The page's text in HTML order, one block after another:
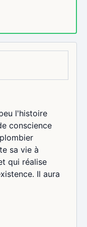
l'histoire
conscience
sa vie à
qui réalise
Il aura